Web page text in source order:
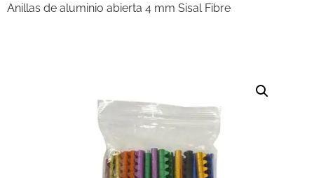
Anillas de aluminio abierta 4 mm Sisal Fibre